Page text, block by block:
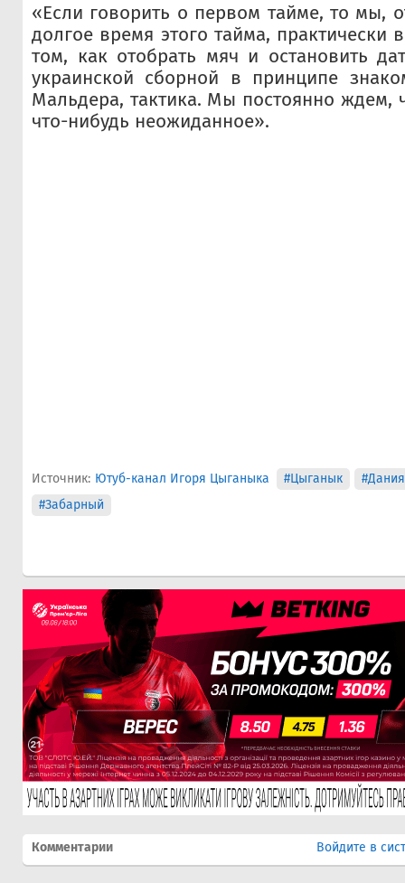
«Если говорить о первом тайме, то мы,
долгое время этого тайма, практически
том, как отобрать мяч и остановить
украинской сборной в принципе
Мальдера, тактика. Мы постоянно ждем,
что-нибудь неожиданное».
Источник: Ютуб-канал Игоря Цыганыка #Цыганык
#Дания
#Забарный
Комментарии Войдите в